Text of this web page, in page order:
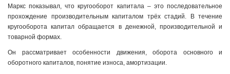
Маркс показывал, что кругооборот капитала – это последовательное
прохождение производительным капиталом трёх стадий. В течение
кругооборота капитал обращается в денежной, производительной и
товарной формах.
Он рассматривает особенности движения, оборота основного и
оборотного капиталов, понятие износа, амортизации.